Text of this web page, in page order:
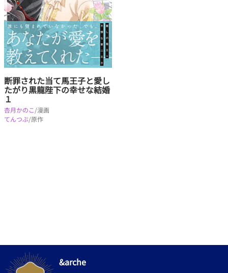
断罪された当て馬王子と愛し
たがり黒龍陛下の幸せな結婚
１
杏月かのこ /漫画
てんつぶ/原作
&arche